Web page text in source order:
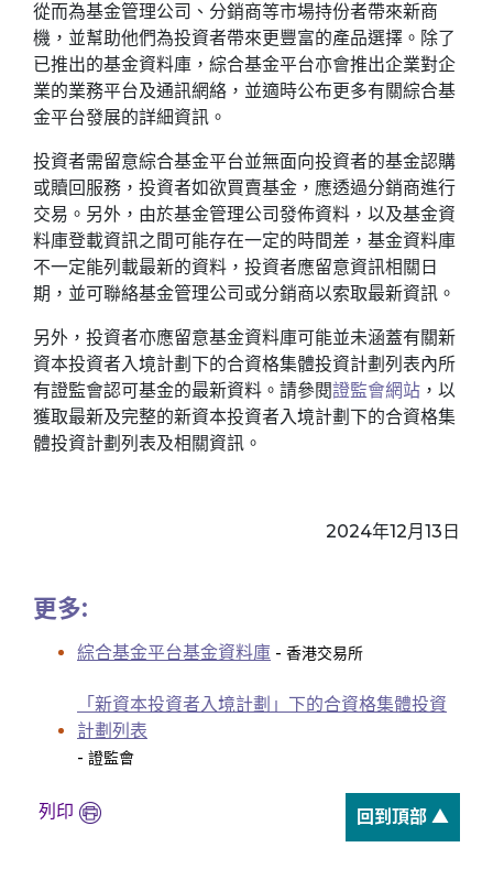
從而為基金管理公司、分銷商等市場持份者帶來新商
機，並幫助他們為投資者帶來更豐富的產品選擇。除了
已推出的基金資料庫，綜合基金平台亦會推出企業對企
業的業務平台及通訊網絡，並適時公布更多有關綜合基
金平台發展的詳細資訊。
投資者需留意綜合基金平台並無面向投資者的基金認購
或贖回服務，投資者如欲買賣基金，應透過分銷商進行
交易。另外，由於基金管理公司發佈資料，以及基金資
料庫登載資訊之間可能存在一定的時間差，基金資料庫
不一定能列載最新的資料，投資者應留意資訊相關日
期，並可聯絡基金管理公司或分銷商以索取最新資訊。
另外，投資者亦應留意基金資料庫可能並未涵蓋有關新
資本投資者入境計劃下的合資格集體投資計劃列表內所
有證監會認可基金的最新資料。請參閱證監會網站 ，以
獲取最新及完整的新資本投資者入境計劃下的合資格集
體投資計劃列表及相關資訊。
2024年12月13日
更多:
綜合基金平台基金資料庫 - 香港交易所
「新資本投資者入境計劃」下的合資格集體投資
計劃列表
- 證監會
列印 回到頂部 ▲